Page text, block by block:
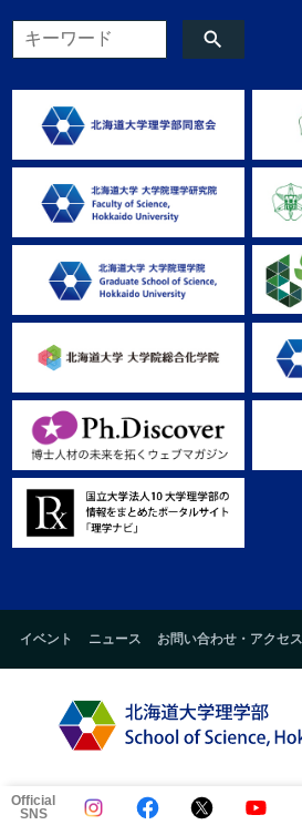
イベント ニュース お問い合わせ・アクセス
Official
SNS